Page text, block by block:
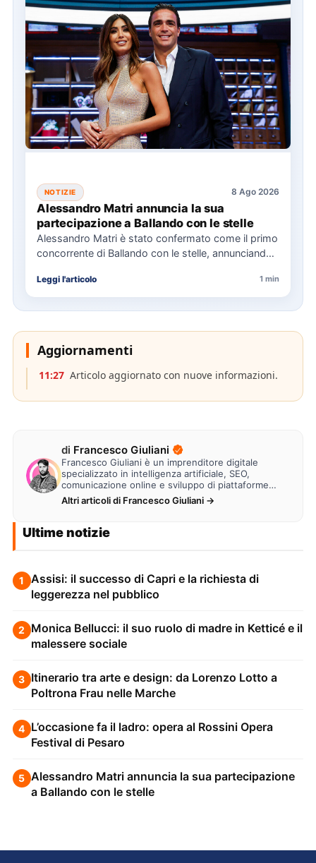
NOTIZIE 8 Ago 2026
Alessandro Matri annuncia la sua
partecipazione a Ballando con le stelle
Alessandro Matri è stato confermato come il primo
concorrente di Ballando con le stelle, annunciando
Leggi l'articolo 1 min
Aggiornamenti
11:27 Articolo aggiornato con nuove informazioni.
di Francesco Giuliani
Francesco Giuliani è un imprenditore digitale
specializzato in intelligenza artificiale, SEO,
comunicazione online e sviluppo di piattaforme
web. Lavora alla creazione di…
Altri articoli di Francesco Giuliani →
Ultime notizie
1
Assisi: il successo di Capri e la richiesta di
leggerezza nel pubblico
2 Monica Bellucci: il suo ruolo di madre in Ketticé e il
malessere sociale
3 Itinerario tra arte e design: da Lorenzo Lotto a
Poltrona Frau nelle Marche
4 L’occasione fa il ladro: opera al Rossini Opera
Festival di Pesaro
5 Alessandro Matri annuncia la sua partecipazione
a Ballando con le stelle